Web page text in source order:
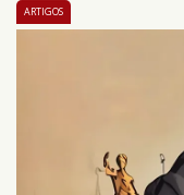
ARTIGOS